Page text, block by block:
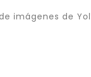
imágenes de